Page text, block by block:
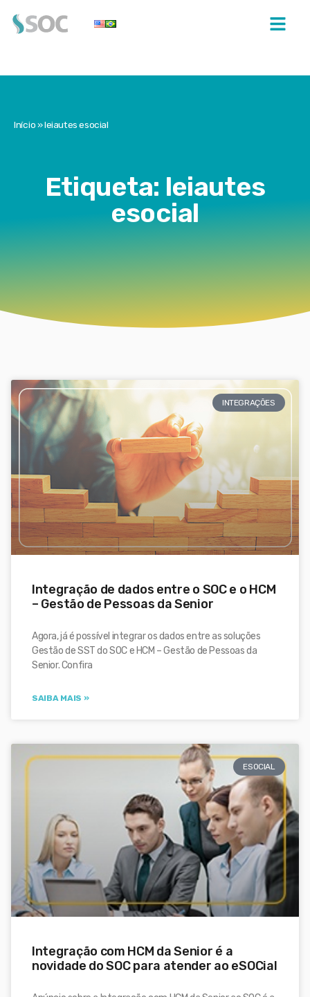
Início»leiautes esocial
Etiqueta: leiautes
esocial
INTEGRAÇÕES
Integração de dados entre o SOC e o HCM
– Gestão de Pessoas da Senior
Agora, já é possível integrar os dados entre as soluções
Gestão de SST do SOC e HCM – Gestão de Pessoas da
Senior. Confira
SAIBA MAIS »
ESOCIAL
Integração com HCM da Senior é a
novidade do SOC para atender ao eSOCial